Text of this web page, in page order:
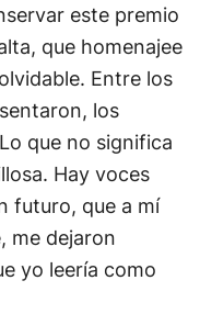
este premio
que homenajee
Entre los
los
que no significa
Hay voces
futuro, que a mí
me dejaron
yo leería como